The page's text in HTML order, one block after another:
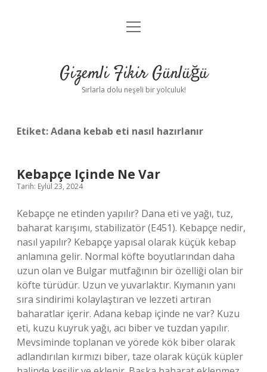
Anasayfa
Yasal Uyarı
menüyü
Gizemli Fikir Günlüğü
Sırlarla dolu neşeli bir yolculuk!
Etiket:Adana kebab eti nasıl hazırlanır
Kebapçe Içinde Ne Var
Tarih: Eylül 23, 2024
Kebapçe ne etinden yapılır? Dana eti ve yağı, tuz,
baharat karışımı, stabilizatör (E451). Kebapçe nedir,
nasıl yapılır? Kebapçe yapısal olarak küçük kebap
anlamına gelir. Normal köfte boyutlarından daha
uzun olan ve Bulgar mutfağının bir özelliği olan bir
köfte türüdür. Uzun ve yuvarlaktır. Kıymanın yanı
sıra sindirimi kolaylaştıran ve lezzeti artıran
baharatlar içerir. Adana kebap içinde ne var? Kuzu
eti, kuzu kuyruk yağı, acı biber ve tuzdan yapılır.
Mevsiminde toplanan ve yörede kök biber olarak
adlandırılan kırmızı biber, taze olarak küçük küpler